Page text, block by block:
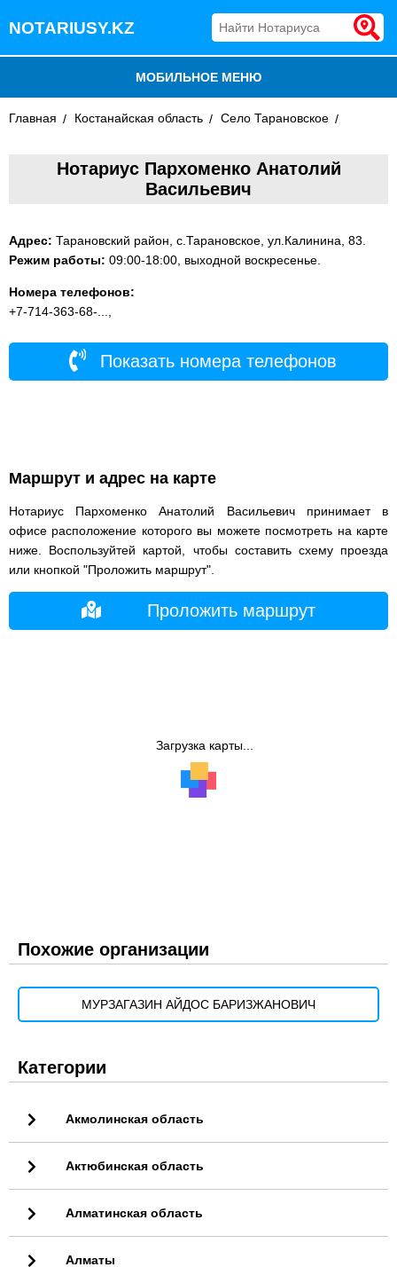
NOTARIUSY.KZ
МОБИЛЬНОЕ МЕНЮ
БЛОГ
ДОБАВИТЬ КОМПАНИЮ
Главная Костанайская область Село Тарановское
Нотариус Пархоменко Анатолий
Васильевич
Адрес: Тарановский район, с.Тарановское, ул.Калинина, 83.
Режим работы: 09:00-18:00, выходной воскресенье.
Номера телефонов:
+7-714-363-68-...,
Показать номера телефонов
Маршрут и адрес на карте
Нотариус Пархоменко Анатолий Васильевич принимает в
офисе расположение которого вы можете посмотреть на карте
ниже. Воспользуйтей картой, чтобы составить схему проезда
или кнопкой "Проложить маршрут".
Проложить маршрут
Загрузка карты...
Похожие организации
МУРЗАГАЗИН АЙДОС БАРИЗЖАНОВИЧ
Категории
Акмолинская область
Актюбинская область
Алматинская область
Алматы